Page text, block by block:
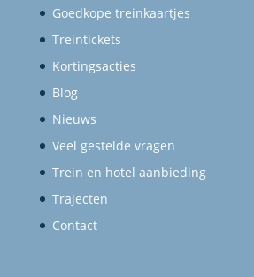
Goedkope treinkaartjes
Treintickets
Kortingsacties
Blog
Nieuws
Veel gestelde vragen
Trein en hotel aanbieding
Trajecten
Contact